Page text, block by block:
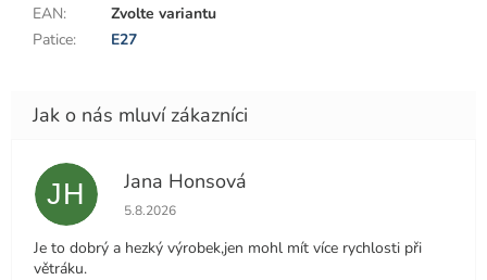
EAN:
Zvolte variantu
Patice: E27
JH Jana Honsová
Hodnocení obchodu je 5 z 5 hvězdiček.
5.8.2026
Je to dobrý a hezký výrobek,jen mohl mít více rychlosti při
větráku.